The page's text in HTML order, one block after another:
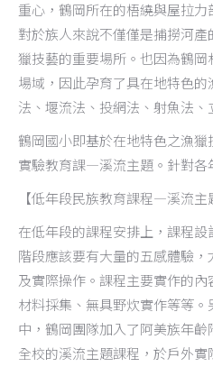
重心，鶴岡所在的梧繞與屋拉力
對於族人來說不僅僅是捕撈河
獵技藝的重要場所。也因為鶴
場域，因此孕育了具在地特色
法、堰流法、投網法、射魚法、
鶴岡國小即基於在地特色之漁
實驗教育課—溪流主題。針對各
【低年段民族教育課程—溪流主
在低年段的課程安排上，課程
階段應該要有大量的五感體驗
及實際操作。課程主要實作的
材料採集、無具野炊實作等等
中，鶴岡團隊加入了阿美族年
全校的溪流主題課程，於戶外